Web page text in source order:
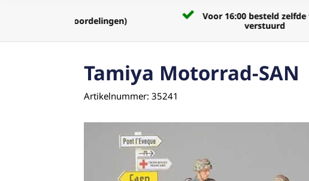
Voor 16:00 besteld zelfde werkdag
Tamiya Motorrad-SAN
Artikelnummer: 35241